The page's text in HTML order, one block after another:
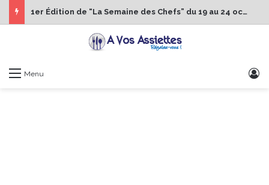
1er Édition de “La Semaine des Chefs” du 19 au 24 octobre 2026
Menu